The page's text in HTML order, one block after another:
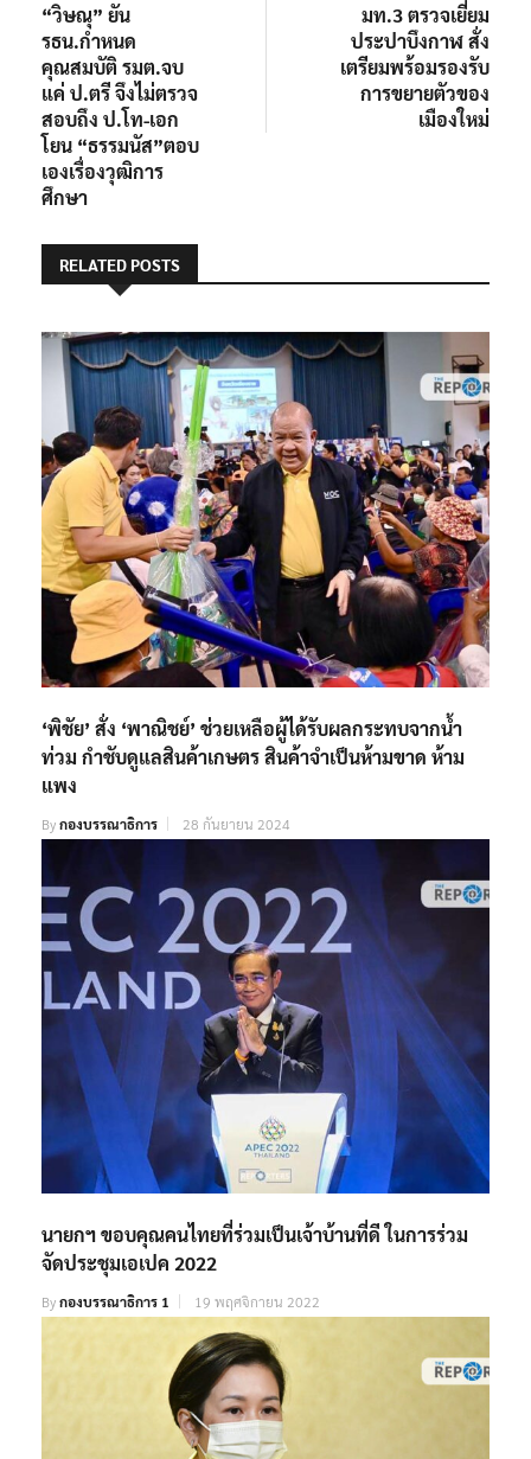
“วิษณุ” ยัน
รธน.กำหนด
คุณสมบัติ รมต.จบ
แค่ ป.ตรี จึงไม่ตรวจ
สอบถึง ป.โท-เอก
โยน “ธรรมนัส”ตอบ
เองเรื่องวุฒิการ
ศึกษา
มท.3 ตรวจเยี่ยม
ประปาบึงกาฬ สั่ง
เตรียมพร้อมรองรับ
การขยายตัวของ
เมืองใหม่
RELATED POSTS
‘พิชัย’ สั่ง ‘พาณิชย์’ ช่วยเหลือผู้ได้รับผลกระทบจากน้ำ
ท่วม กำชับดูแลสินค้าเกษตร สินค้าจำเป็นห้ามขาด ห้าม
แพง
Byกองบรรณาธิการ 28 กันยายน 2024
นายกฯ ขอบคุณคนไทยที่ร่วมเป็นเจ้าบ้านที่ดี ในการร่วม
จัดประชุมเอเปค 2022
Byกองบรรณาธิการ 1 19 พฤศจิกายน 2022